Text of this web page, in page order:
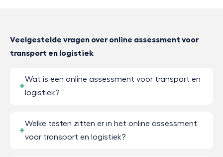
Veelgestelde vragen over online assessment voor
transport en logistiek
Wat is een online assessment voor transport en
logistiek?
Welke testen zitten er in het online assessment
voor transport en logistiek?